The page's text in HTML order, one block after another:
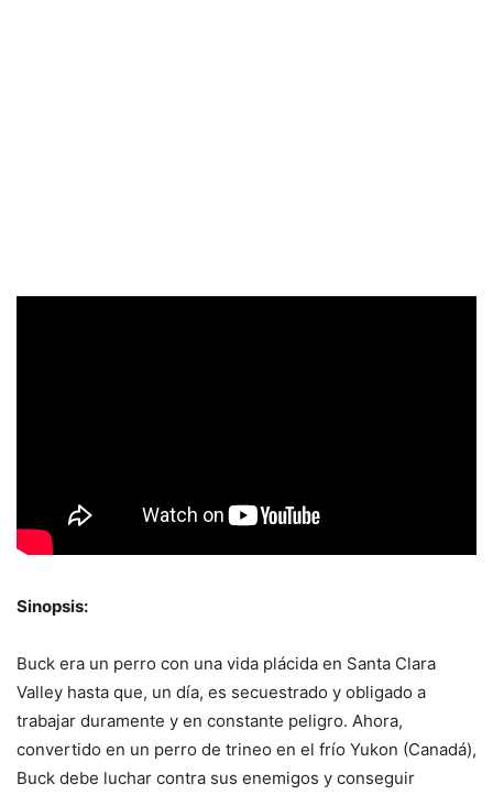
Sinopsis:
Buck era un perro con una vida plácida en Santa Clara
Valley hasta que, un día, es secuestrado y obligado a
trabajar duramente y en constante peligro. Ahora,
convertido en un perro de trineo en el frío Yukon (Canadá),
Buck debe luchar contra sus enemigos y conseguir